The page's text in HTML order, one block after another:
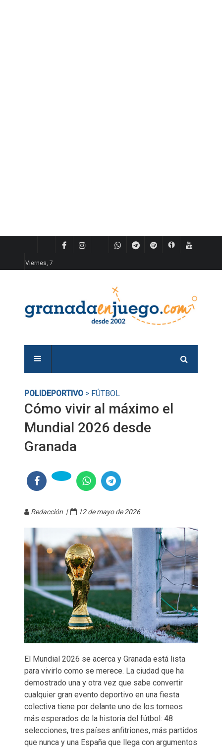
Viernes, 7
POLIDEPORTIVO > FÚTBOL
Cómo vivir al máximo el
Mundial 2026 desde
Granada
Redacción | 12 de mayo de 2026
El Mundial 2026 se acerca y Granada está lista
para vivirlo como se merece. La ciudad que ha
demostrado una y otra vez que sabe convertir
cualquier gran evento deportivo en una fiesta
colectiva tiene por delante uno de los torneos
más esperados de la historia del fútbol: 48
selecciones, tres países anfitriones, más partidos
que nunca y una España que llega con argumentos